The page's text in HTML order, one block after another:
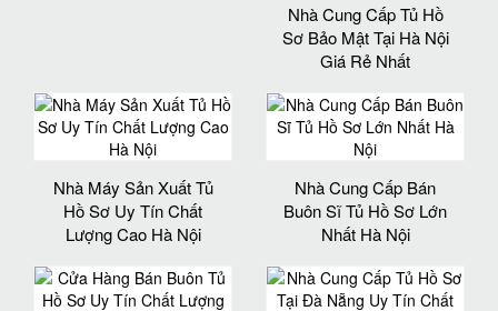
Nhà Cung Cấp Tủ Hồ
Sơ Bảo Mật Tại Hà Nội
Giá Rẻ Nhất
Nhà Máy Sản Xuất Tủ
Hồ Sơ Uy Tín Chất
Lượng Cao Hà Nội
Nhà Cung Cấp Bán
Buôn Sĩ Tủ Hồ Sơ Lớn
Nhất Hà Nội